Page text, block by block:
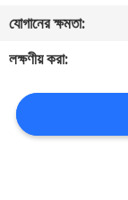
যোগাযোগ
করুন
উদ্ধৃতির
জন্য
যোগানের ক্ষমতা:
লক্ষণীয় করা: